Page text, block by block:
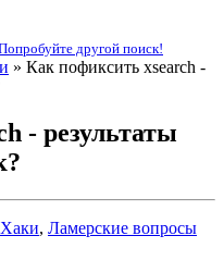
другой поиск!
» Как пофиксить xsearch -
- результаты
Хаки, Ламерские вопросы